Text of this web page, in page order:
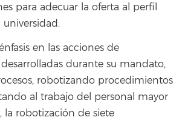
para adecuar la oferta al perfil
universidad.
en las acciones de
durante su mandato,
robotizando procedimientos
al trabajo del personal mayor
la robotización de siete